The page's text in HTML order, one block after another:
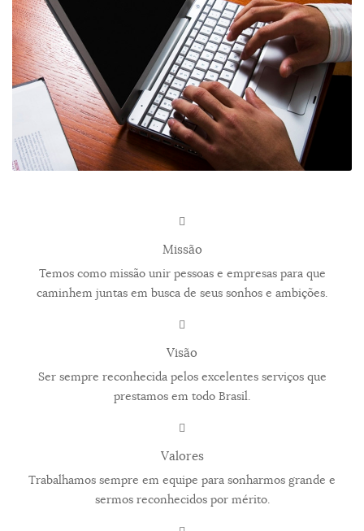
Missão
Temos como missão unir pessoas e empresas para que
caminhem juntas em busca de seus sonhos e ambições.
Visão
Ser sempre reconhecida pelos excelentes serviços que
prestamos em todo Brasil.
Valores
Trabalhamos sempre em equipe para sonharmos grande e
sermos reconhecidos por mérito.